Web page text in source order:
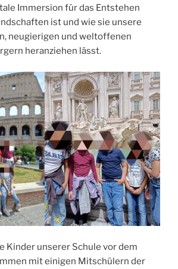
Immersion für das Entstehen
ist und wie sie unsere
neugierigen und weltoffenen
heranziehen lässt.
Kinder unserer Schule vor dem
mit einigen Mitschülern der